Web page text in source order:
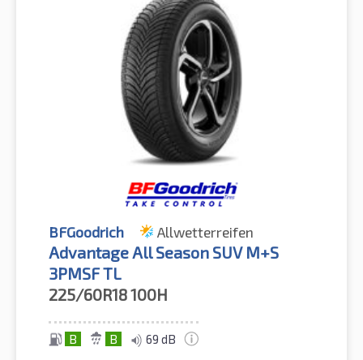
BFGoodrich Allwetterreifen
Advantage All Season SUV M+S
3PMSF TL
225/60R18100H
B B 69 dB